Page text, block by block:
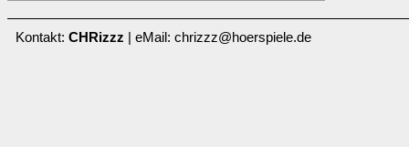
Kontakt: CHRizzz | eMail: chrizzz@hoerspiele.de